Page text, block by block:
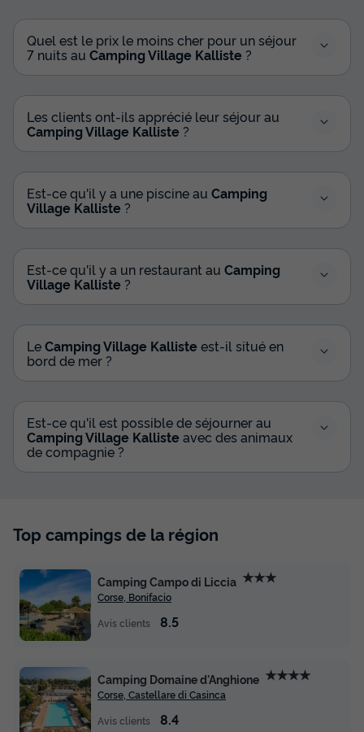
Quel est le prix le moins cher pour un séjour
7 nuits au Camping Village Kalliste ?
Les clients ont-ils apprécié leur séjour au
Camping Village Kalliste ?
Est-ce qu'il y a une piscine au Camping
Village Kalliste ?
Est-ce qu'il y a un restaurant au Camping
Village Kalliste ?
LeCamping Village Kalliste est-il situé en
bord de mer ?
Est-ce qu'il est possible de séjourner au
Camping Village Kalliste avec des animaux
de compagnie ?
Top campings de la région
Camping Campo di Liccia ★★★
Corse, Bonifacio
Avis clients
8.5
Camping Domaine d'Anghione ★★★★
Corse, Castellare di Casinca
Avis clients
8.4